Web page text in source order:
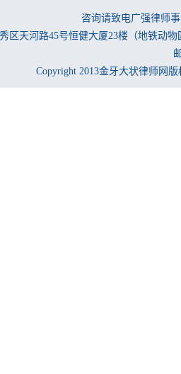
咨询请致电广强律师
区天河路45号恒健大厦23楼（地铁动
Copyright 2013金牙大状律师网